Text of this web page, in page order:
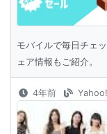
モバイルで毎日チェ
ェア情報もご紹介。
4年前